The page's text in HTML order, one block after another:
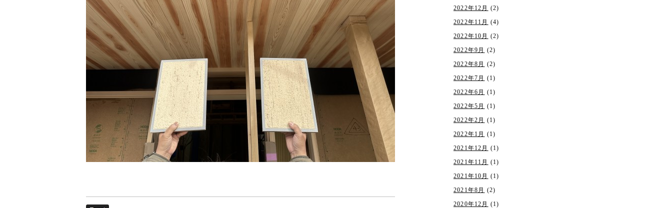
2022年12月
(2)
2022年11月
(4)
2022年10月
(2)
2022年9月
(2)
2022年8月
(2)
2022年7月
(1)
2022年6月
(1)
2022年5月
(1)
2022年2月
(1)
2022年1月
(1)
2021年12月
(1)
2021年11月
(1)
2021年10月
(1)
2021年8月
(2)
2020年12月
(1)